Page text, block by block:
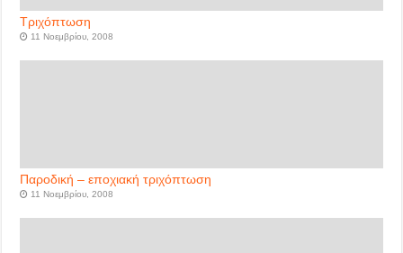
Τριχόπτωση
11 Νοεμβρίου, 2008
Παροδική – εποχιακή τριχόπτωση
11 Νοεμβρίου, 2008